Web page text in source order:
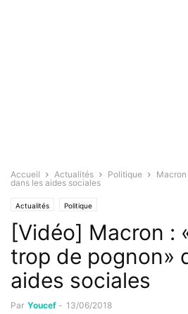
Accueil Actualités Politique
Macron
dans les aides sociales
Actualités Politique
[Vidéo] Macron :
trop de pognon»
aides sociales
Par Youcef - 13/06/2018